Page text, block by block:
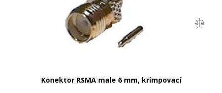
Konektor RSMA male 6 mm, krimpovací